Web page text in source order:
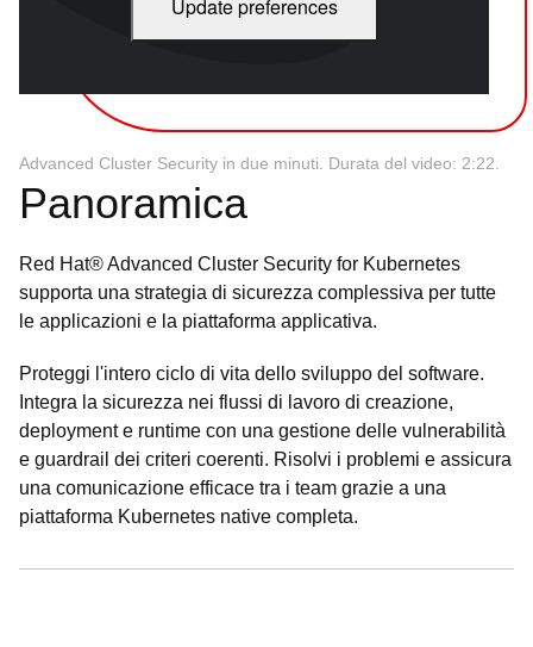
Update preferences
Advanced Cluster Security in due minuti. Durata del video: 2:22.
Panoramica
Red Hat® Advanced Cluster Security for Kubernetes
supporta una strategia di sicurezza complessiva per tutte
le applicazioni e la piattaforma applicativa.
Proteggi l'intero ciclo di vita dello sviluppo del software.
Integra la sicurezza nei flussi di lavoro di creazione,
deployment e runtime con una gestione delle vulnerabilità
e guardrail dei criteri coerenti. Risolvi i problemi e assicura
una comunicazione efficace tra i team grazie a una
piattaforma Kubernetes native completa.